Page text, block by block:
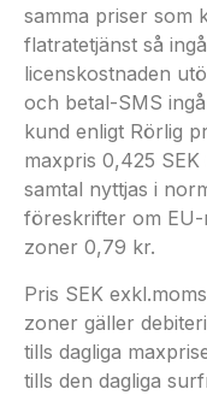
samma priser som
flatratetjänst så
licenskostnaden
och betal-SMS
kund enligt Rörlig
maxpris 0,425
samtal nyttjas i
föreskrifter om EU-
zoner 0,79 kr.
Pris SEK
zoner gäller
tills dagliga
tills den dagliga